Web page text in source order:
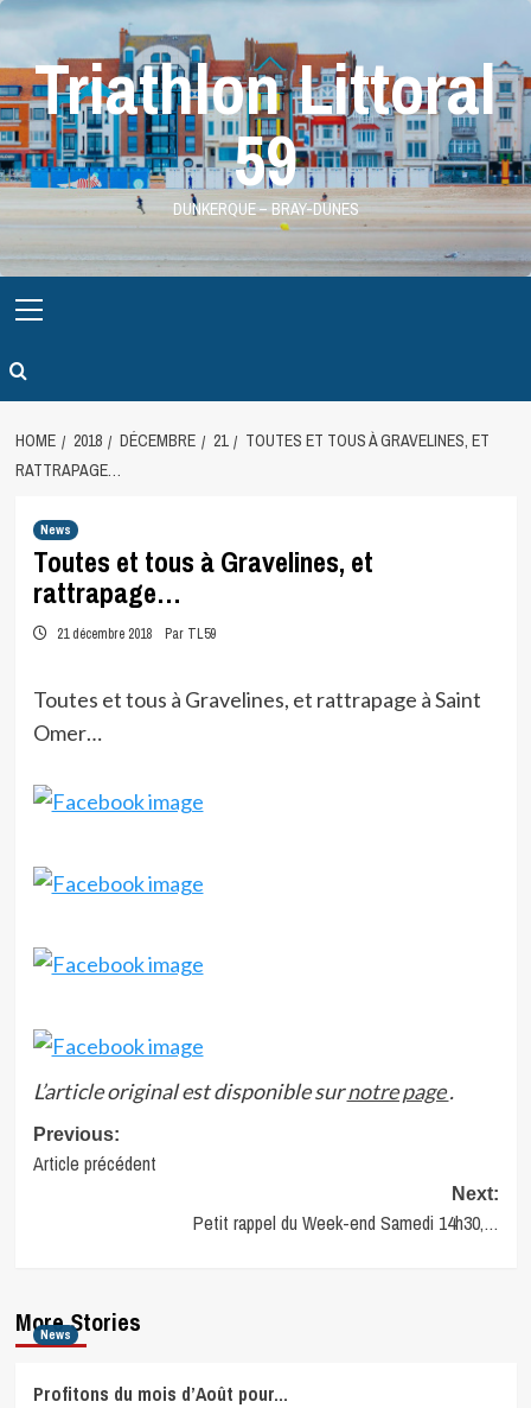
Skip
contentTriathlon Littoral
59
DUNKERQUE – BRAY-DUNES
Menu
HOME 2018 DÉCEMBRE 21
TOUTES ET TOUS À GRAVELINES, ET
RATTRAPAGE…
News
Toutes et tous à Gravelines, et
rattrapage…
21 décembre 2018 Par TL59
Toutes et tous à Gravelines, et rattrapage à Saint
Omer…
L’article original est disponible surnotre page.
Post
navigation
Previous:
Article précédent
Next:
Petit rappel du Week-end Samedi 14h30,…
More Stories
News
Profitons du mois d’Août pour…